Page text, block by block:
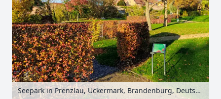
Seepark in Prenzlau, Uckermark, Brandenburg, Deutschland